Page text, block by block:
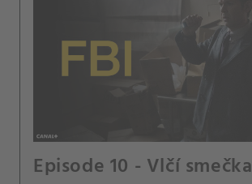
Episode 10 - Vlčí smečka